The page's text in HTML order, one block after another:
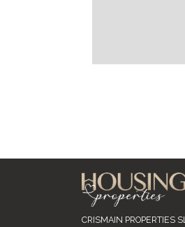
CRISMAIN PROPERTIES SL